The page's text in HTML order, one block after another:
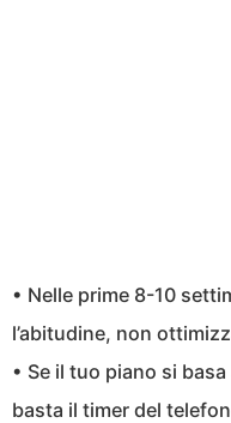
• Nelle prime 8-10
l’abitudine, non
• Se il tuo piano si
basta il timer del